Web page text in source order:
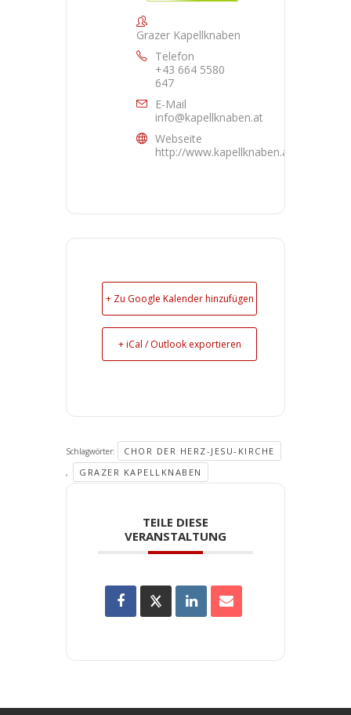
Grazer Kapellknaben
Telefon
+43 664 5580
647
E-Mail
info@kapellknaben.at
Webseite
http://www.kapellknaben.at
+ Zu Google Kalender hinzufügen
+ iCal / Outlook exportieren
Schlagwörter: CHOR DER HERZ-JESU-KIRCHE
, GRAZER KAPELLKNABEN
TEILE DIESE
VERANSTALTUNG